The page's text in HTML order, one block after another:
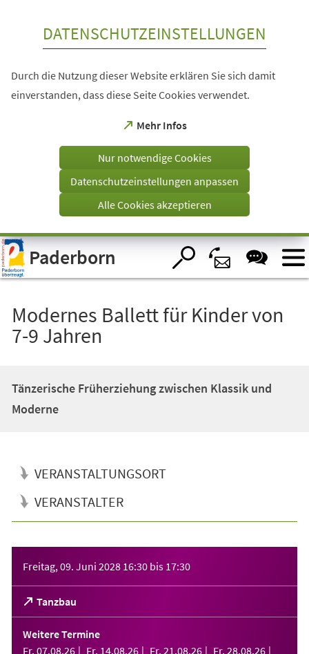
Visuelle
Assistenzsoftware
öffnen.
DATENSCHUTZEINSTELLUNGEN
Durch die Nutzung dieser Website erklären Sie sich damit
einverstanden, dass diese Seite Cookies verwendet.
Mehr Infos
(Öffnet
einem
Tab)
Nur notwendige Cookies
Datenschutzeinstellungen anpassen
Alle Cookies akzeptieren
Paderborn
Modernes Ballett für Kinder von
7-9 Jahren
Tänzerische Früherziehung zwischen Klassik und
Moderne
VERANSTALTUNGSORT
VERANSTALTER
Freitag, 09. Juni 2028 16:30 bis 17:30
Tanzbau
(Öffnet
in
einem
neuen
Weitere Termine
Fr, 07.08.26 Fr, 14.08.26 Fr, 21 .08.26 Fr, 28.08.26